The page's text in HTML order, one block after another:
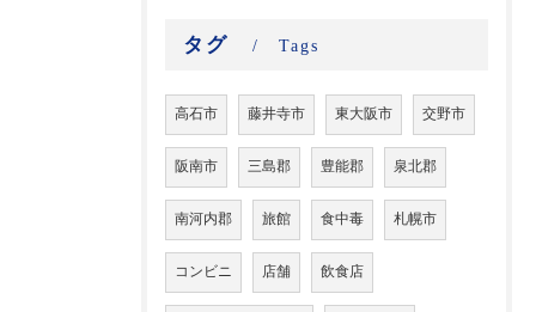
タグ Tags
高石市 藤井寺市 東大阪市 交野市
阪南市 三島郡 豊能郡 泉北郡
南河内郡 旅館 食中毒 札幌市
コンビニ 店舗 飲食店